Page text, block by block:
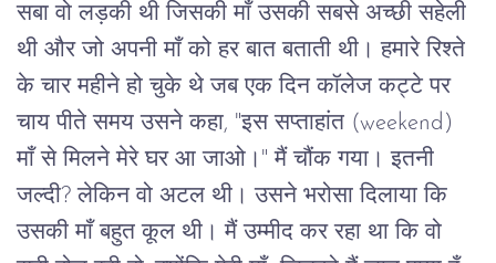
सबा वो लड़की थी जिसकी माँ उसकी सबसे अच्छी सहेली
थी और जो अपनी माँ को हर बात बताती थी। हमारे रिश्ते
के चार महीने हो चुके थे जब एक दिन कॉलेज कट्टे पर
चाय पीते समय उसने कहा, "इस सप्ताहांत (weekend)
माँ से मिलने मेरे घर आ जाओ। " मैं चौंक गया। इतनी
जल्दी? लेकिन वो अटल थी। उसने भरोसा दिलाया कि
उसकी माँ बहुत कूल थी। मैं उम्मीद कर रहा था कि वो